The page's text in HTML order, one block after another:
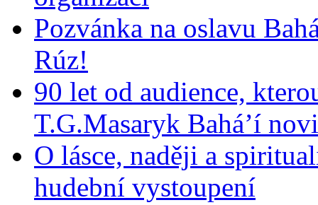
Pozvánka na oslavu
Rúz!
90 let od audience,
T.G.Masaryk Bahá’í
O lásce, naději a
hudební vystoupení